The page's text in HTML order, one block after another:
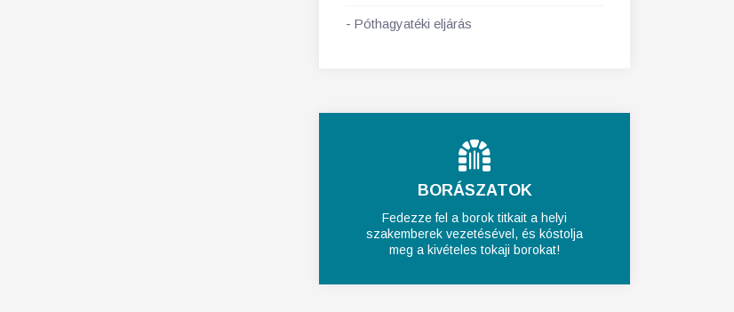
Póthagyatéki eljárás
BORÁSZATOK
Fedezze fel a borok titkait a helyi
szakemberek vezetésével, és kóstolja
meg a kivételes tokaji borokat!